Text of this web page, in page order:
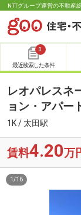
NTTグループ運営の不動産
0
最近検索した条件
レオパレスネ
ョン・アパー
1K / 太田駅
賃料4.20万
1 /16